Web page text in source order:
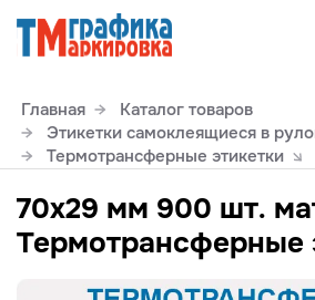
Главная
Каталог товаров
Этикетки самоклеящиеся в
Термотрансферные этикетки
70х29 мм 900 шт.
Термотрансферные